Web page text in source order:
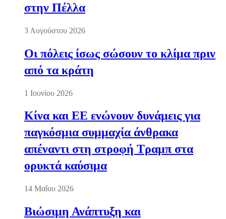
στην Πέλλα
3 Αυγούστου 2026
Οι πόλεις ίσως σώσουν το κλίμα πριν
από τα κράτη
1 Ιουνίου 2026
Κίνα και ΕΕ ενώνουν δυνάμεις για
παγκόσμια συμμαχία άνθρακα
απέναντι στη στροφή Τραμπ στα
ορυκτά καύσιμα
14 Μαΐου 2026
Βιώσιμη Ανάπτυξη και